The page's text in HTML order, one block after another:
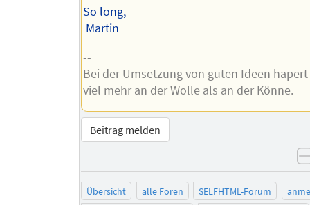
So long,
Martin
--
Bei der Umsetzung von guten Ideen
viel mehr an der Wolle als an der Könne.
Beitrag melden
Übersicht alle Foren SELFHTML-Forum